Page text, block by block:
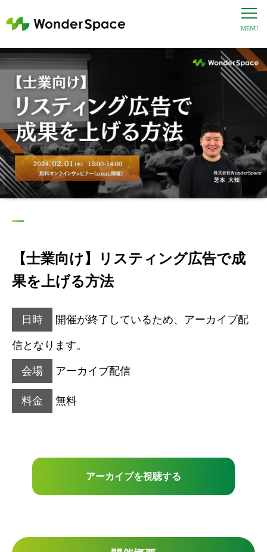
【士業向け】リスティング広告で成
果を上げる方法
日時 開催が終了しているため、アーカイブ配
信となります。
会場 アーカイブ配信
料金 無料
アーカイブを視聴する